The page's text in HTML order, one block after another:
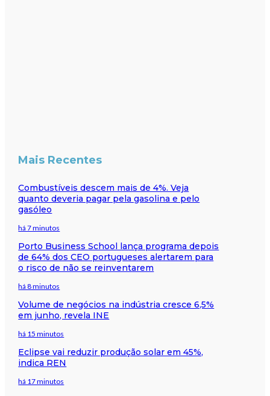
Mais Recentes
Combustíveis descem mais de 4%. Veja
quanto deveria pagar pela gasolina e pelo
gasóleo
há 7 minutos
Porto Business School lança programa depois
de 64% dos CEO portugueses alertarem para
o risco de não se reinventarem
há 8 minutos
Volume de negócios na indústria cresce 6,5%
em junho, revela INE
há 15 minutos
Eclipse vai reduzir produção solar em 45%,
indica REN
há 17 minutos